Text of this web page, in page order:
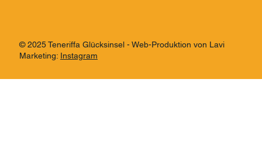
© 2025 Teneriffa Glücksinsel - Web-Produktion von Lavi
Marketing: Instagram